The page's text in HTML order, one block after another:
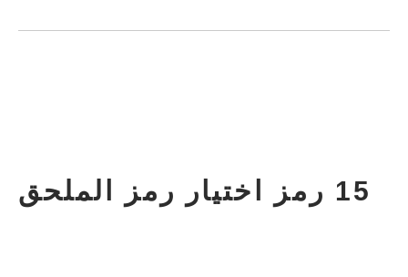
15 رمز اختيار رمز الملحق